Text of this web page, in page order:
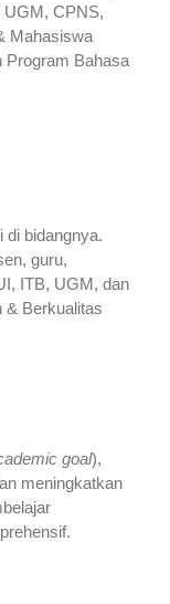
UGM, CPNS,
Mahasiswa
Program Bahasa
di bidangnya.
guru,
ITB, UGM, dan
& Berkualitas
goal),
meningkatkan